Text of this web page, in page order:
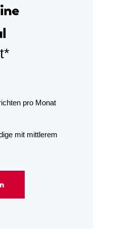
pro Monat
mit mittlerem